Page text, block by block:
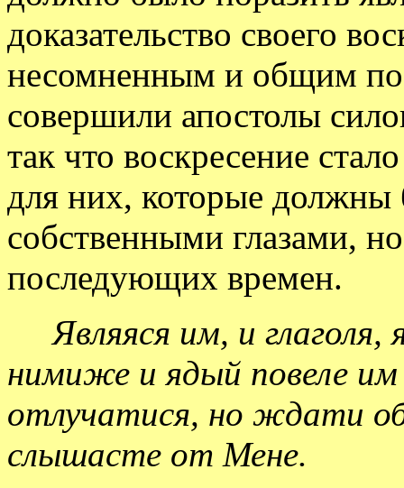
доказательство своего
несомненным и общим
совершили апостолы
так что воскресение
для них, которые должны
собственными глазами,
последующих времен.
Являяся им, и
нимиже и ядый повеле
отлучатися, но ждати
слышасте от Мене.